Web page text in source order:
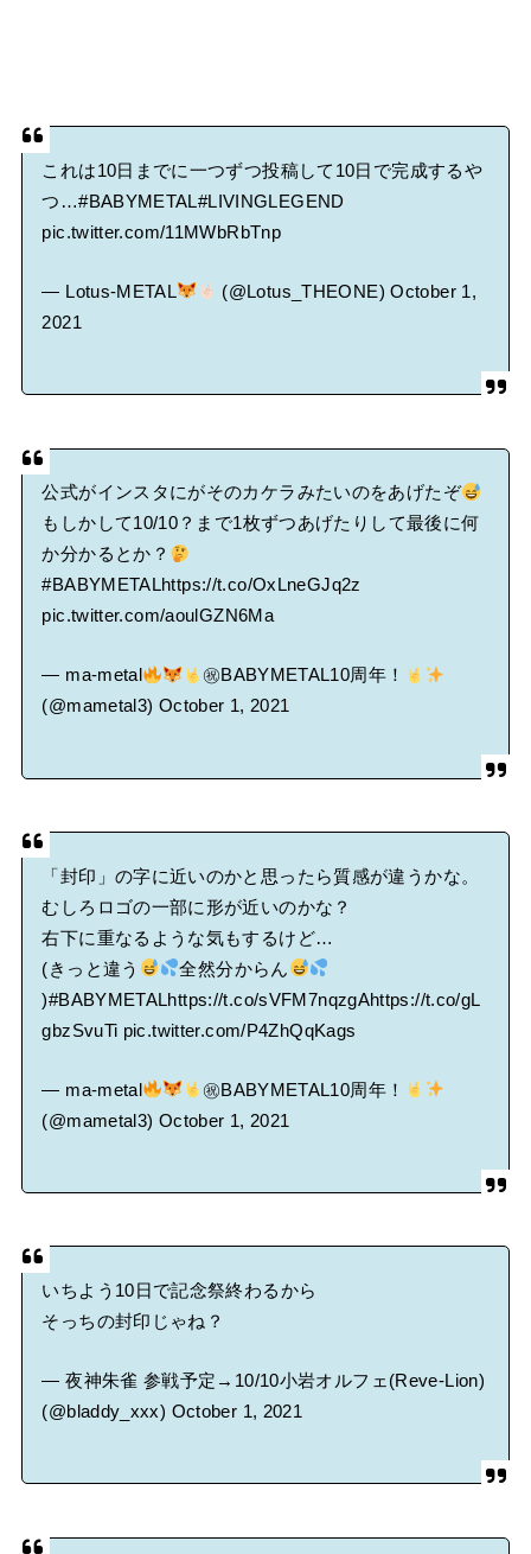
これは10日までに一つずつ投稿して10日で完成するや
つ…#BABYMETAL#LIVINGLEGEND
pic.twitter.com/11MWbRbTnp
— Lotus-METAL (@Lotus_THEONE)October 1,
2021
公式がインスタにがそのカケラみたいのをあげたぞ
もしかして10/10？まで1枚ずつあげたりして最後に何
か分かるとか？
#BABYMETALhttps://t.co/OxLneGJq2z
pic.twitter.com/aoulGZN6Ma
— ma-metal
㊗BABYMETAL10周年！
(@mametal3) October 1, 2021
「封印」の字に近いのかと思ったら質感が違うかな。
むしろロゴの一部に形が近いのかな？
右下に重なるような気もするけど…
(きっと違う
全然分からん
)#BABYMETALhttps://t.co/sVFM7nqzgAhttps://t.co/gL
gbzSvuTi pic.twitter.com/P4ZhQqKags
— ma-metal
㊗BABYMETAL10周年！
(@mametal3) October 1, 2021
いちよう10日で記念祭終わるから
そっちの封印じゃね？
— 夜神朱雀 参戦予定→10/10小岩オルフェ(Reve-Lion)
(@bladdy_xxx) October 1, 2021